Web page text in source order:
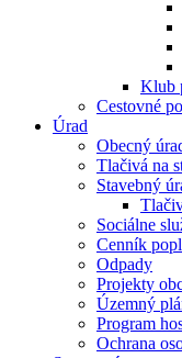
Klub
Cestovné
Úrad
Obecný
Tlačivá na
Stavebný
Sociálne
Cenník
Odpady
Projekty
Územný
Program
Ochrana